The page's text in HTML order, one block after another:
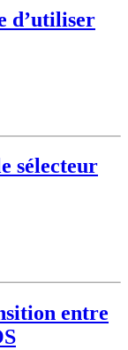
d’utiliser
sélecteur
entre